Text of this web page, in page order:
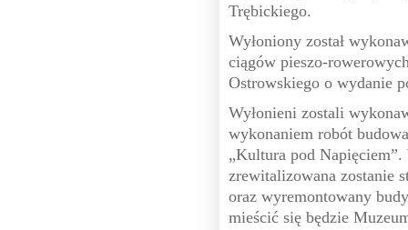
Trębickiego.
Wyłoniony został
ciągów pieszo-
Ostrowskiego o wydanie
Wyłonieni zostali
wykonaniem robót
„Kultura pod
zrewitalizowana zostanie
oraz wyremontowany
mieścić się będzie